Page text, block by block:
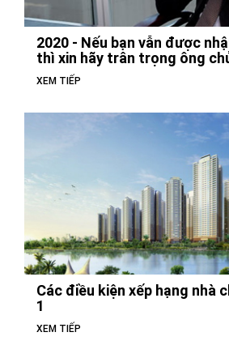
2020 - Nếu bạn vẫn được
thì xin hãy trân trọng ông
XEM TIẾP
Các điều kiện xếp hạng nhà
1
XEM TIẾP